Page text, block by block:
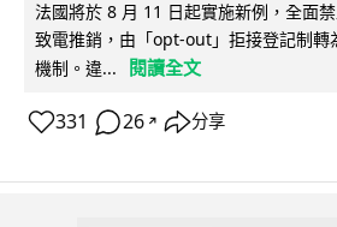
法國將於 8 月 11 日起實施新例，全面
致電推銷，由「opt-out」拒接登記制
機制。違...
閱讀全文
331 26 ↗ 分享